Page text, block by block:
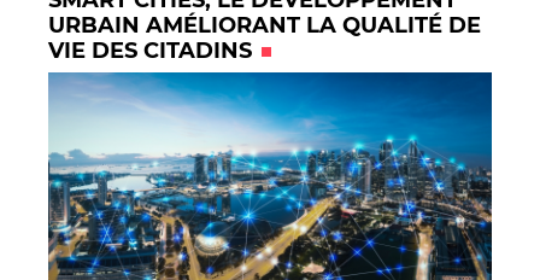
t
a
g
e
r
s
u
t
g
e
r
s
u
t
g
e
r
s
u
URBAIN AMÉLIORANT LA QUALITÉ DE
VIE DES CITADINS